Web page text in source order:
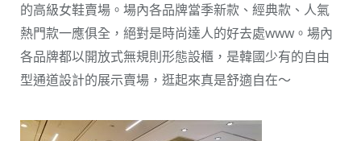
的高級女鞋賣場。場內各品牌當季新款、經典款、人氣
熱門款一應俱全，絕對是時尚達人的好去處www。場內
各品牌都以開放式無規則形態設櫃，是韓國少有的自由
型通道設計的展示賣場，逛起來真是舒適自在～